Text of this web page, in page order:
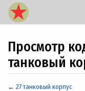
Просмотр
танковый
← 27 танковый корпус